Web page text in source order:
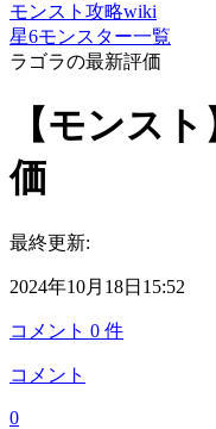
モンスト攻略wiki
星6モンスター一覧
ラゴラの最新評価
【モンス
価
最終更新:
2024年10月18日15:52
コメント 0 件
コメント
0